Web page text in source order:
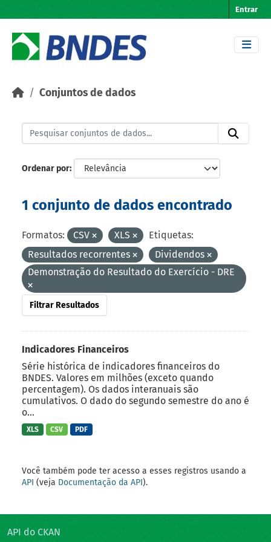
Entrar
Conjuntos de dados
Ordenar por
1 conjunto de dados encontrado
Formatos: CSV XLS
Etiquetas:
Resultados recorrentes
Dividendos
Demonstração do Resultado do Exercício - DRE
Filtrar Resultados
Indicadores Financeiros
Série histórica de indicadores financeiros do
BNDES. Valores em milhões (exceto quando
percentagem). Os dados interanuais são
cumulativos. O dado do segundo semestre do ano é
o...
XLS CSV PDF
Você também pode ter acesso a esses registros usando a
API (veja Documentação da API).
API do CKAN